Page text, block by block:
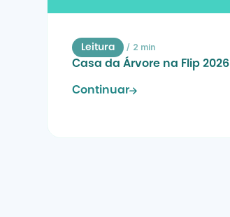
Leitura / 2 min
Casa da Árvore na Flip 2026
Continuar